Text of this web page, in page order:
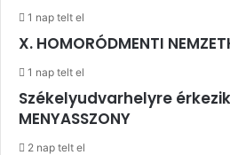
1 nap telt el
X. HOMORÓDMENTI
1 nap telt el
Székelyudvarhelyre érkezik
MENYASSZONY
2 nap telt el